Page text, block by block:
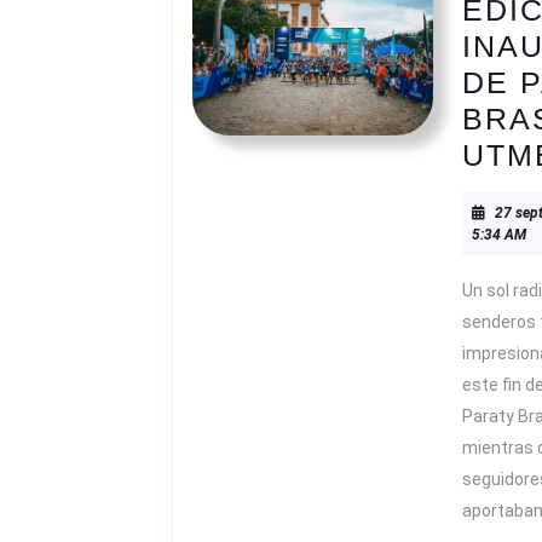
DE
27
5:34 AM
Un sol
senderos
este fin
Paraty
mientras